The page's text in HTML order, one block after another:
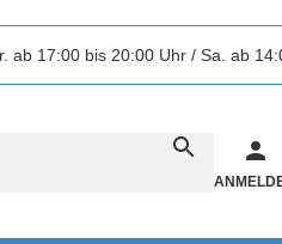
ab 17:00 bis 20:00 Uhr / Sa. ab